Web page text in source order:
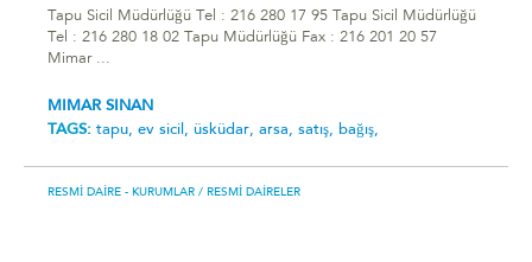
Tapu Sicil Müdürlüğü Tel : 216 280 17 95 Tapu Sicil Müdürlüğü
Tel : 216 280 18 02 Tapu Müdürlüğü Fax : 216 201 20 57
Mimar ...
MIMAR SINAN
TAGS: tapu, ev sicil, üsküdar, arsa, satış, bağış,
RESMI DAIRE - KURUMLAR / RESMI DAIRELER